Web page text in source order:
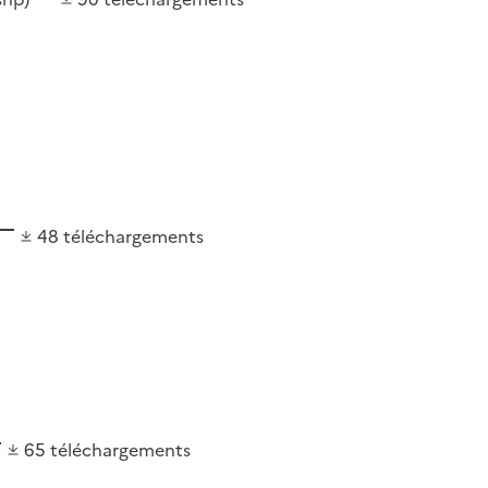
48 téléchargements
65 téléchargements